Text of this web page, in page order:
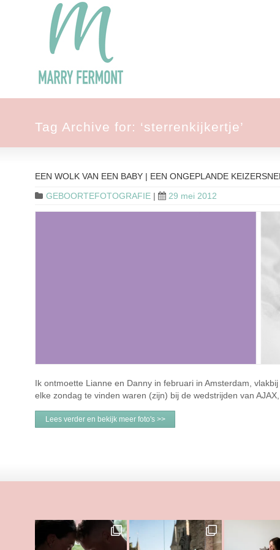
Tag Archive for: ‘sterrenkijkertje’
EEN WOLK VAN EEN BABY | EEN ONGEPLANDE
GEBOORTEFOTOGRAFIE | 29 mei 2012
Ik ontmoette Lianne en Danny in februari in Amsterdam,
elke zondag te vinden waren (zijn) bij de wedstrijden van
Lees verder en bekijk meer foto's >>